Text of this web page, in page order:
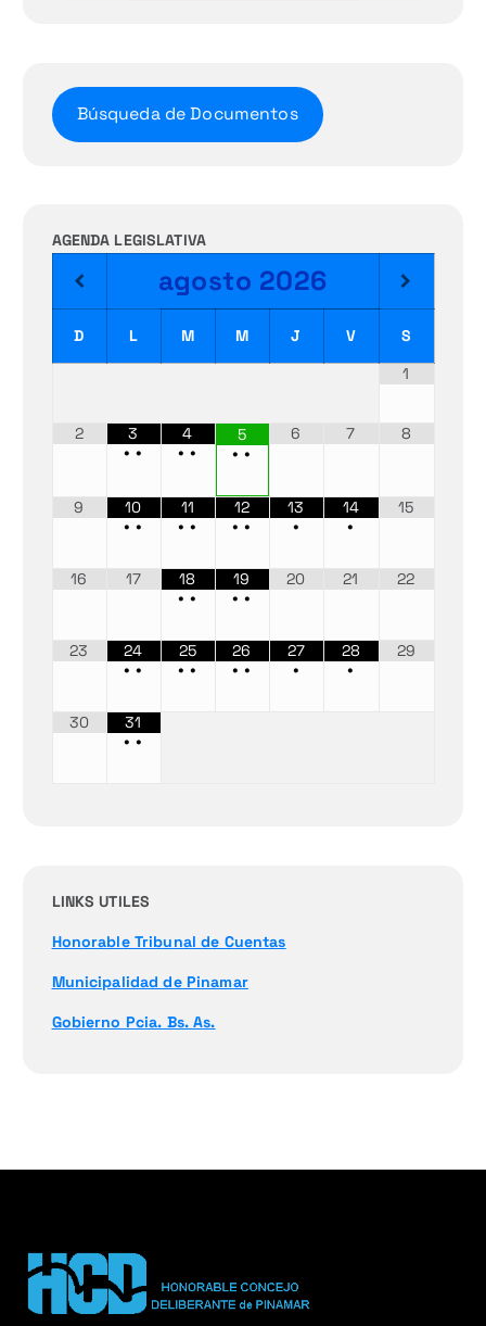
Búsqueda de Documentos
AGENDA LEGISLATIVA
agosto 2026
D L M M J V
S
1
2
3
••
4
••
5
••
6 7 8
9
10
••
11
••
12
••
13
•
14
•
15
16 17
18
••
19
••
20 21 22
23
24
••
25
••
26
••
27
•
28
•
29
30
31
••
LINKS UTILES
Honorable Tribunal de Cuentas
Municipalidad de Pinamar
Gobierno Pcia. Bs. As.